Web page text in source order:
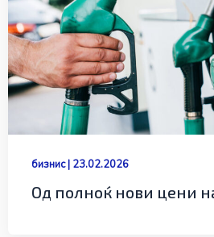
бизнис| 23.02.2026
Од полноќ нови цени